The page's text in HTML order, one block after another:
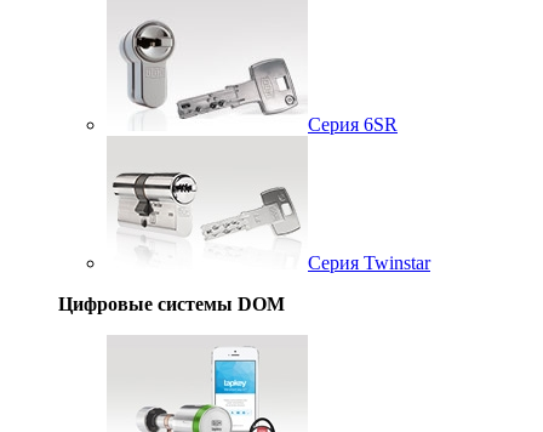
Серия 6SR
Серия Twinstar
Цифровые системы DOM